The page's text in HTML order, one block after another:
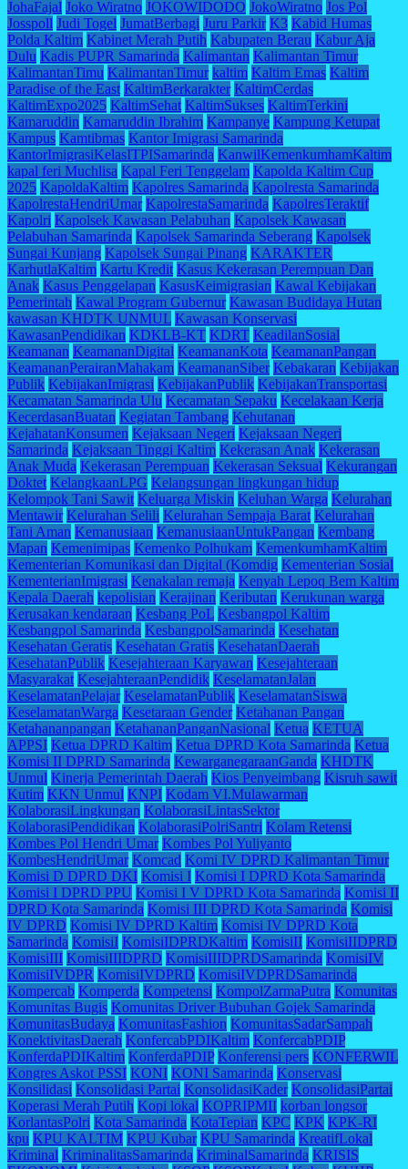
JohaFajal Joko Wiratno JOKOWIDODO JokoWiratno Jos Pol
Josspoll Judi Togel JumatBerbagi Juru Parkir K3 Kabid Humas
Polda Kaltim Kabinet Merah Putih Kabupaten Berau Kabur Aja
Dulu Kadis PUPR Samarinda Kalimantan Kalimantan Timur
KalimantanTimu KalimantanTimur kaltim Kaltim Emas Kaltim
Paradise of the East KaltimBerkarakter KaltimCerdas
KaltimExpo2025 KaltimSehat KaltimSukses KaltimTerkini
Kamaruddin Kamaruddin Ibrahim Kampanye Kampung Ketupat
Kampus Kamtibmas Kantor Imigrasi Samarinda
KantorImigrasiKelasITPISamarinda KanwilKemenkumhamKaltim
kapal feri Muchlisa Kapal Feri Tenggelam Kapolda Kaltim Cup
2025 KapoldaKaltim Kapolres Samarinda Kapolresta Samarinda
KapolrestaHendriUmar KapolrestaSamarinda KapolresTeraktif
Kapolri Kapolsek Kawasan Pelabuhan Kapolsek Kawasan
Pelabuhan Samarinda Kapolsek Samarinda Seberang Kapolsek
Sungai Kunjang Kapolsek Sungai Pinang KARAKTER
KarhutlaKaltim Kartu Kredit Kasus Kekerasan Perempuan Dan
Anak Kasus Penggelapan KasusKeimigrasian Kawal Kebijakan
Pemerintah Kawal Program Gubernur Kawasan Budidaya Hutan
kawasan KHDTK UNMUL Kawasan Konservasi
KawasanPendidikan KDKLB-KT KDRT KeadilanSosial
Keamanan KeamananDigital KeamananKota KeamananPangan
KeamananPerairanMahakam KeamananSiber Kebakaran Kebijakan
Publik KebijakanImigrasi KebijakanPublik KebijakanTransportasi
Kecamatan Samarinda Ulu Kecamatan Sepaku Kecelakaan Kerja
KecerdasanBuatan Kegiatan Tambang Kehutanan
KejahatanKonsumen Kejaksaan Negeri Kejaksaan Negeri
Samarinda Kejaksaan Tinggi Kaltim Kekerasan Anak Kekerasan
Anak Muda Kekerasan Perempuan Kekerasan Seksual Kekurangan
Doktet KelangkaanLPG Kelangsungan lingkungan hidup
Kelompok Tani Sawit Keluarga Miskin Keluhan Warga Kelurahan
Mentawir Kelurahan Selili Kelurahan Sempaja Barat Kelurahan
Tani Aman Kemanusiaan KemanusiaanUntukPangan Kembang
Mapan Kemenimipas Kemenko Polhukam KemenkumhamKaltim
Kementerian Komunikasi dan Digital (Komdig Kementerian Sosial
KementerianImigrasi Kenakalan remaja Kenyah Lepoq Bem Kaltim
Kepala Daerah kepolisian Kerajinan Keributan Kerukunan warga
Kerusakan kendaraan Kesbang PoL Kesbangpol Kaltim
Kesbangpol Samarinda KesbangpolSamarinda Kesehatan
Kesehatan Geratis Kesehatan Gratis KesehatanDaerah
KesehatanPublik Kesejahteraan Karyawan Kesejahteraan
Masyarakat KesejahteraanPendidik KeselamatanJalan
KeselamatanPelajar KeselamatanPublik KeselamatanSiswa
KeselamatanWarga Kesetaraan Gender Ketahanan Pangan
Ketahananpangan KetahananPanganNasional Ketua KETUA
APPSI Ketua DPRD Kaltim Ketua DPRD Kota Samarinda Ketua
Komisi II DPRD Samarinda KewarganegaraanGanda KHDTK
Unmul Kinerja Pemerintah Daerah Kios Penyeimbang Kisruh sawit
Kutim KKN Unmul KNPI Kodam VI.Mulawarman
KolaborasiLingkungan KolaborasiLintasSektor
KolaborasiPendidikan KolaborasiPolriSantri Kolam Retensi
Kombes Pol Hendri Umar Kombes Pol Yuliyanto
KombesHendriUmar Komcad Komi IV DPRD Kalimantan Timur
Komisi D DPRD DKI Komisi I Komisi I DPRD Kota Samarinda
Komisi I DPRD PPU Komisi I V DPRD Kota Samarinda Komisi II
DPRD Kota Samarinda Komisi III DPRD Kota Samarinda Komisi
IV DPRD Komisi IV DPRD Kaltim Komisi IV DPRD Kota
Samarinda KomisiI KomisiIDPRDKaltim KomisiII KomisiIIDPRD
KomisiIII KomisiIIIDPRD KomisiIIIDPRDSamarinda KomisiIV
KomisiIVDPR KomisiIVDPRD KomisiIVDPRDSamarinda
Kompercab Komperda Kompetensi KompolZarmaPutra Komunitas
Komunitas Bugis Komunitas Driver Bubuhan Gojek Samarinda
KomunitasBudaya KomunitasFashion KomunitasSadarSampah
KonektivitasDaerah KonfercabPDIKaltim KonfercabPDIP
KonferdaPDIKaltim KonferdaPDIP Konferensi pers KONFERWIL
Kongres Askot PSSI KONI KONI Samarinda Konservasi
Konsilidasi Konsolidasi Partai KonsolidasiKader KonsolidasiPartai
Koperasi Merah Putih Kopi lokal KOPRIPMII korban longsor
KorlantasPolri Kota Samarinda KotaTepian KPC KPK KPK-RI
kpu KPU KALTIM KPU Kubar KPU Samarinda KreatifLokal
Kriminal KriminalitasSamarinda KriminalSamarinda KRISIS